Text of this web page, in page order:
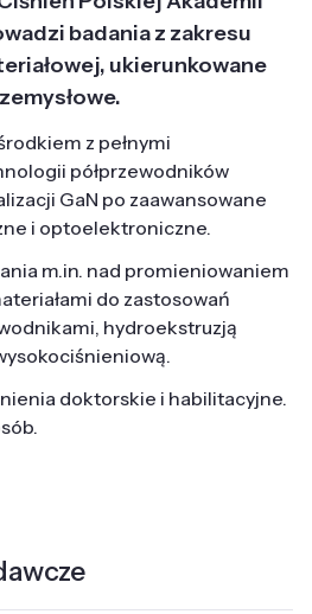
badania z zakresu
ukierunkowane
z pełnymi
półprzewodników
GaN po zaawansowane
i optoelektroniczne.
m.in. nad promieniowaniem
do zastosowań
hydroekstruzją
doktorskie i habilitacyjne.